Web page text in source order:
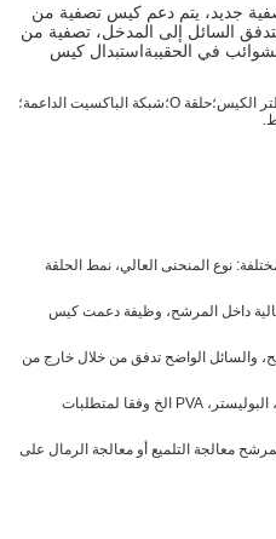
جديد، يتم دعم كيس تصفية من
السائل إلى المدخل، تصفية من
في الحقيبةاستبدال كيس
جسم فلتر الكيس؛حلقة O؛شبكة الباكسيت الداعمة؛
نوع المنحنى العالي، نمط الحلقة
داخل المرشح، وظيفة دعمت كيس
والسائل الواضح تدفق من خلال خارج من
3يمكن تصنيع كيس المرشح من PP، النيلون، البوليستر، PVA الخ وفقا لمتطلبات
معالجة التلميع أو معالجة الرمال على